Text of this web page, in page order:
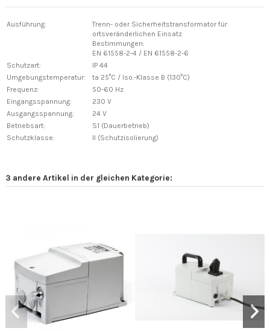
Ausführung:
Trenn- oder Sicherheitstransformator für
ortsveränderlichen Einsatz
Bestimmungen:
EN 61558-2-4 / EN 61558-2-6
Schutzart:
IP 44
Umgebungstemperatur:
ta 25°C / Iso.-Klasse B (130°C)
Frequenz:
50-60 Hz
Eingangsspannung:
230 V
Ausgangsspannung:
24 V
Betriebsart:
S1 (Dauerbetrieb)
Schutzklasse:
II (Schutzisolierung)
3 andere Artikel in der gleichen Kategorie: